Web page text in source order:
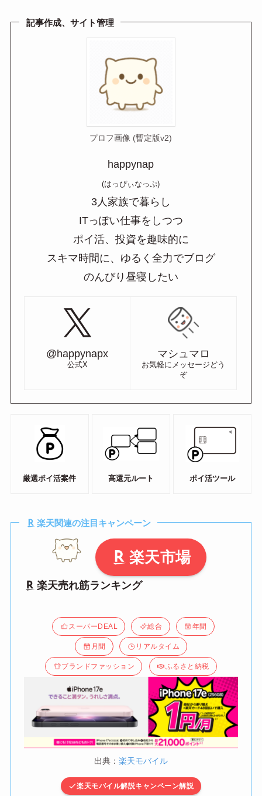
a
記事作成、サイト管理
プロフ画像 (暫定版v2)
happynap
(はっぴぃなっぷ)
3人家族で暮らし
ITっぽい仕事をしつつ
ポイ活、投資を趣味的に
スキマ時間に、ゆるく全力でブログ
のんびり昼寝したい
@happynapx
公式X
マシュマロ
お気軽にメッセージどう
ぞ
厳選ポイ活案件 高還元ルート ポイ活ツール
楽天関連の注目キャンペーン
楽天市場
楽天売れ筋ランキング
スーパーDEAL 総合 年間
月間 リアルタイム
ブランドファッション ふるさと納税
出典： 楽天モバイル
楽天モバイル解説キャンペーン解説